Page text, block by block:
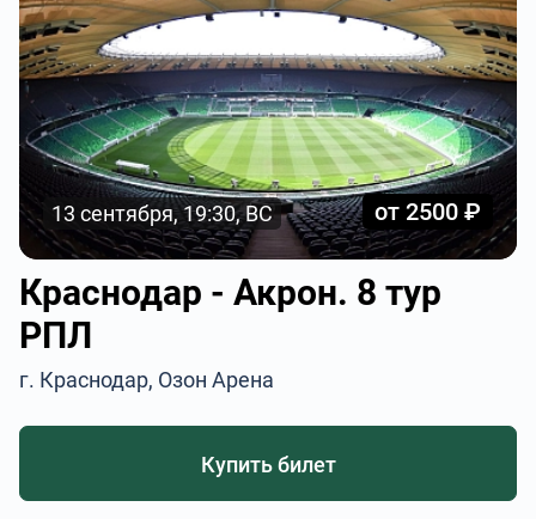
13 сентября, 19:30, ВС от 2500 ₽
Краснодар - Акрон. 8 тур
РПЛ
г. Краснодар, Озон Арена
Купить билет